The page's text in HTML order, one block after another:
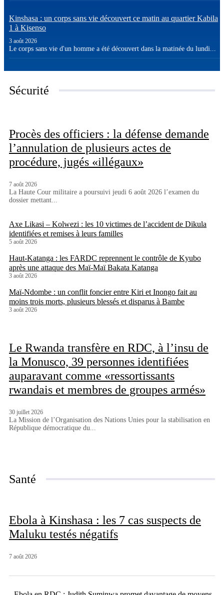
​Kinshasa : un corps sans vie découvert ce matin au quartier Kabila
1 à Kisenso
3 août 2026
Le corps sans vie d'un homme a été découvert dans la matinée du lundi...
Sécurité
Procès des officiers : la défense demande
l’annulation de plusieurs actes de
procédure, jugés «illégaux»
7 août 2026
La Haute Cour militaire a poursuivi jeudi 6 août 2026 l’examen du
dossier mettant...
Axe Likasi – Kolwezi : les 10 victimes de l’accident de Dikula
identifiées et remises à leurs familles
5 août 2026
Haut-Katanga : les FARDC reprennent le contrôle de Kyubo
après une attaque des Maï-Maï Bakata Katanga
3 août 2026
Maï-Ndombe : un conflit foncier entre Kiri et Inongo fait au
moins trois morts, plusieurs blessés et disparus à Bambe
3 août 2026
Le Rwanda transfère en RDC, à l’insu de
la Monusco, 39 personnes identifiées
auparavant comme «ressortissants
rwandais et membres de groupes armés»
30 juillet 2026
La Mission de l’Organisation des Nations Unies pour la stabilisation en
République démocratique du...
Santé
Ebola à Kinshasa : les 7 cas suspects de
Maluku testés négatifs
7 août 2026